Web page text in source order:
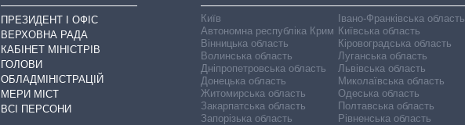
ПРЕЗИДЕНТ І ОФІС
ВЕРХОВНА РАДА
КАБІНЕТ МІНІСТРІВ
ГОЛОВИ
ОБЛАДМІНІСТРАЦІЙ
МЕРИ МІСТ
ВСІ ПЕРСОНИ
Київ
Автономна республіка Крим
Вінницька область
Волинська область
Дніпропетровська область
Донецька область
Житомирська область
Закарпатська область
Запорізька область
Івано-Франківська область
Київська область
Кіровоградська область
Луганська область
Львівська область
Миколаївська область
Одеська область
Полтавська область
Рівненська область